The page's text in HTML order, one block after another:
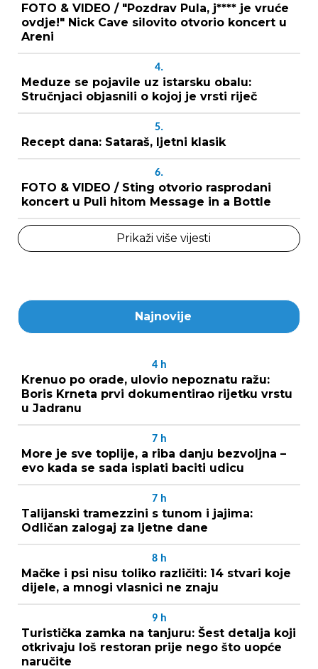
FOTO & VIDEO / "Pozdrav Pula, j**** je vruće
ovdje!" Nick Cave silovito otvorio koncert u
Areni
4.
Meduze se pojavile uz istarsku obalu:
Stručnjaci objasnili o kojoj je vrsti riječ
5.
Recept dana: Sataraš, ljetni klasik
6.
FOTO & VIDEO / Sting otvorio rasprodani
koncert u Puli hitom Message in a Bottle
Prikaži više vijesti
Najnovije
4 h
Krenuo po orade, ulovio nepoznatu ražu:
Boris Krneta prvi dokumentirao rijetku vrstu
u Jadranu
7 h
More je sve toplije, a riba danju bezvoljna –
evo kada se sada isplati baciti udicu
7 h
Talijanski tramezzini s tunom i jajima:
Odličan zalogaj za ljetne dane
8 h
Mačke i psi nisu toliko različiti: 14 stvari koje
dijele, a mnogi vlasnici ne znaju
9 h
Turistička zamka na tanjuru: Šest detalja koji
otkrivaju loš restoran prije nego što uopće
naručite